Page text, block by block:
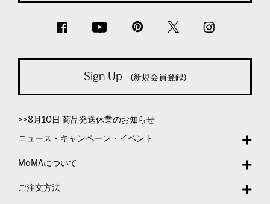
Sign Up (新規会員登録)
>>8月10日 商品発送休業のお知らせ
ニュース・キャンペーン・イベント
MoMAについて
ご注文方法